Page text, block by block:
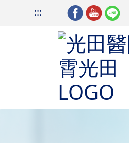
:::